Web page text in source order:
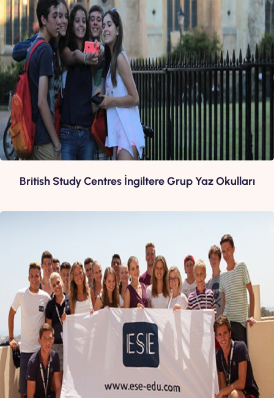
British Study Centres İngiltere Grup Yaz Okulları